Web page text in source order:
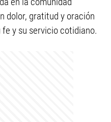
dolor, gratitud y oración
y su servicio cotidiano.